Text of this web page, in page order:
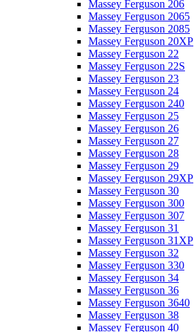
Massey Ferguson 206
Massey Ferguson 2065
Massey Ferguson 2085
Massey Ferguson 20XP
Massey Ferguson 22
Massey Ferguson 22S
Massey Ferguson 23
Massey Ferguson 24
Massey Ferguson 240
Massey Ferguson 25
Massey Ferguson 26
Massey Ferguson 27
Massey Ferguson 28
Massey Ferguson 29
Massey Ferguson 29XP
Massey Ferguson 30
Massey Ferguson 300
Massey Ferguson 307
Massey Ferguson 31
Massey Ferguson 31XP
Massey Ferguson 32
Massey Ferguson 330
Massey Ferguson 34
Massey Ferguson 36
Massey Ferguson 3640
Massey Ferguson 38
Massey Ferguson 40